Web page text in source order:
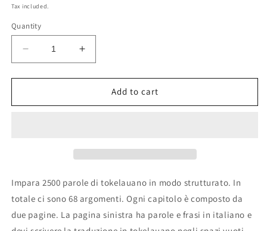
price
Tax included.
Quantity
Decrease
quantity
for
di
Increase
quantity
for
Quaderno
di
Add to cart
Impara 2500 parole di tokelauano in modo strutturato. In
totale ci sono 68 argomenti. Ogni capitolo è composto da
due pagine. La pagina sinistra ha parole e frasi in italiano e